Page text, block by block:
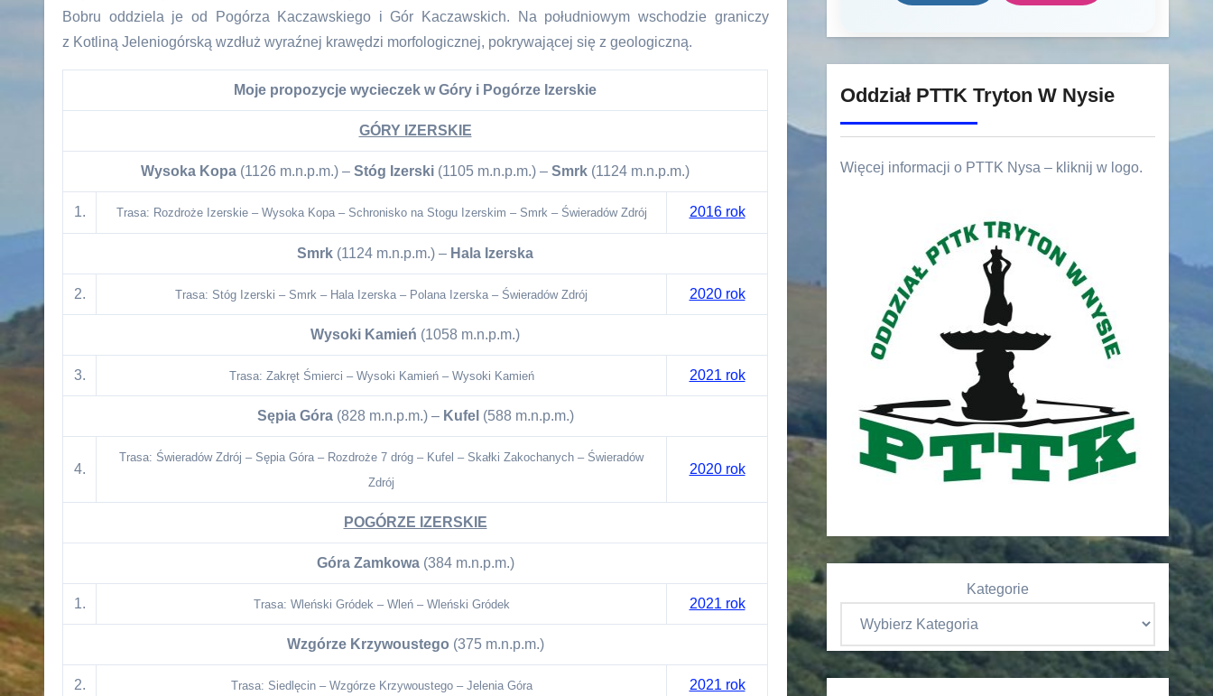
Bobru oddziela je od Pogórza Kaczawskiego i Gór Kaczawskich. Na południowym wschodzie graniczy
z Kotliną Jeleniogórską wzdłuż wyraźnej krawędzi morfologicznej, pokrywającej się z geologiczną.
Moje propozycje wycieczek w Góry i Pogórze Izerskie
GÓRY IZERSKIE
Wysoka Kopa (1126 m.n.p.m.) – Stóg Izerski (1105 m.n.p.m.) – Smrk (1124 m.n.p.m.)
1. Trasa: Rozdroże Izerskie – Wysoka Kopa – Schronisko na Stogu Izerskim – Smrk – Świeradów Zdrój 2016 rok
Smrk (1124 m.n.p.m.) – Hala Izerska
2. Trasa: Stóg Izerski – Smrk – Hala Izerska – Polana Izerska – Świeradów Zdrój 2020 rok
Wysoki Kamień (1058 m.n.p.m.)
3. Trasa: Zakręt Śmierci – Wysoki Kamień – Wysoki Kamień 2021 rok
Sępia Góra (828 m.n.p.m.) – Kufel (588 m.n.p.m.)
4.
Trasa: Świeradów Zdrój – Sępia Góra – Rozdroże 7 dróg – Kufel – Skałki Zakochanych – Świeradów
Zdrój
2020 rok
POGÓRZE IZERSKIE
Góra Zamkowa(384 m.n.p.m.)
1. Trasa: Wleński Gródek – Wleń – Wleński Gródek 2021 rok
Wzgórze Krzywoustego (375 m.n.p.m.)
2. Trasa: Siedlęcin – Wzgórze Krzywoustego – Jelenia Góra 2021 rok
Oddział PTTK Tryton W Nysie
Więcej informacji o PTTK Nysa – kliknij w logo.
Kategorie